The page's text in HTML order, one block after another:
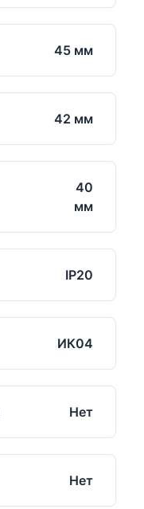
45 мм
42 мм
40
мм
IP20
ИК04
Нет
Нет